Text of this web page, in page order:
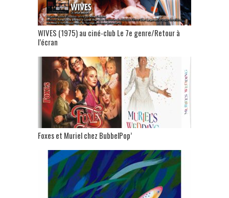
WIVES (1975) au ciné-club Le 7e genre/Retour à
l’écran
Foxes et Muriel chez BubbelPop’